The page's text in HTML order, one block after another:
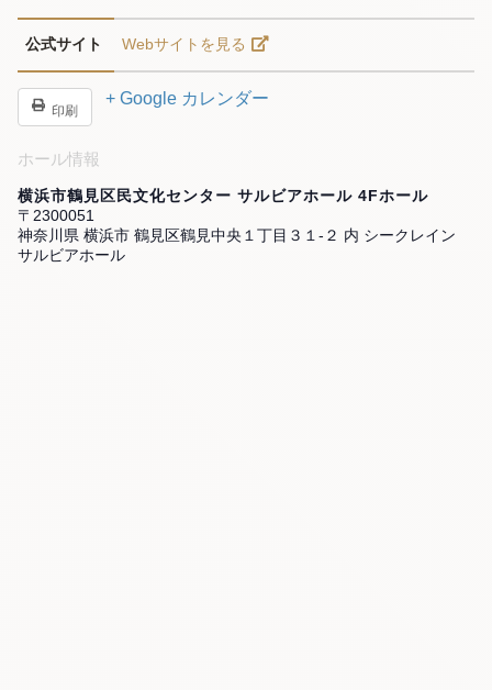
公式サイト Webサイトを見る
印刷
+ Google カレンダー
ホール情報
横浜市鶴見区民文化センター サルビアホール 4Fホール
〒2300051
神奈川県 横浜市 鶴見区鶴見中央１丁目３１-２ 内 シークレイン
サルビアホール